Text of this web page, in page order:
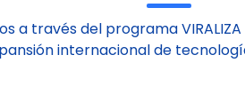
través del programa VIRALIZA
internacional de